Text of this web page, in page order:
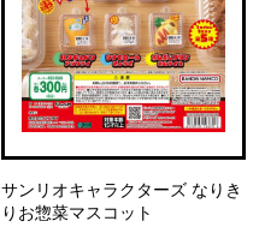
サンリオキャラクターズ なりき
りお惣菜マスコット